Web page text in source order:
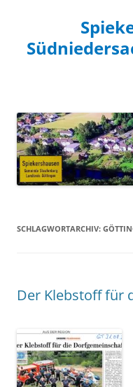
SCHLAGWORTARCHIV:
Der Klebstoff für